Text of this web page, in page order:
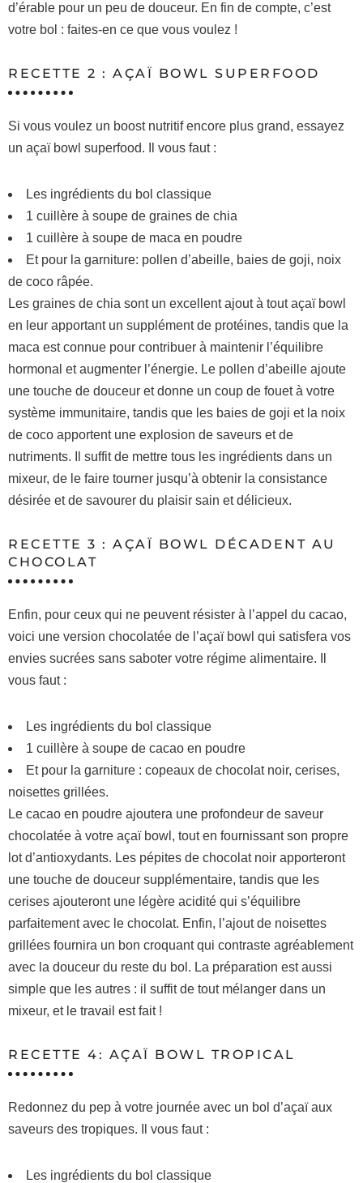
d’érable pour un peu de douceur. En fin de compte, c’est
votre bol : faites-en ce que vous voulez !
RECETTE 2 : AÇAÏ BOWL SUPERFOOD
Si vous voulez un boost nutritif encore plus grand, essayez
un açaï bowl superfood. Il vous faut :
Les ingrédients du bol classique
1 cuillère à soupe de graines de chia
1 cuillère à soupe de maca en poudre
Et pour la garniture: pollen d’abeille, baies de goji, noix
de coco râpée.
Les graines de chia sont un excellent ajout à tout açaï bowl
en leur apportant un supplément de protéines, tandis que la
maca est connue pour contribuer à maintenir l’équilibre
hormonal et augmenter l’énergie. Le pollen d’abeille ajoute
une touche de douceur et donne un coup de fouet à votre
système immunitaire, tandis que les baies de goji et la noix
de coco apportent une explosion de saveurs et de
nutriments. Il suffit de mettre tous les ingrédients dans un
mixeur, de le faire tourner jusqu’à obtenir la consistance
désirée et de savourer du plaisir sain et délicieux.
RECETTE 3 : AÇAÏ BOWL DÉCADENT AU
CHOCOLAT
Enfin, pour ceux qui ne peuvent résister à l’appel du cacao,
voici une version chocolatée de l’açaï bowl qui satisfera vos
envies sucrées sans saboter votre régime alimentaire. Il
vous faut :
Les ingrédients du bol classique
1 cuillère à soupe de cacao en poudre
Et pour la garniture : copeaux de chocolat noir, cerises,
noisettes grillées.
Le cacao en poudre ajoutera une profondeur de saveur
chocolatée à votre açaï bowl, tout en fournissant son propre
lot d’antioxydants. Les pépites de chocolat noir apporteront
une touche de douceur supplémentaire, tandis que les
cerises ajouteront une légère acidité qui s’équilibre
parfaitement avec le chocolat. Enfin, l’ajout de noisettes
grillées fournira un bon croquant qui contraste agréablement
avec la douceur du reste du bol. La préparation est aussi
simple que les autres : il suffit de tout mélanger dans un
mixeur, et le travail est fait !
RECETTE 4: AÇAÏ BOWL TROPICAL
Redonnez du pep à votre journée avec un bol d’açaï aux
saveurs des tropiques. Il vous faut :
Les ingrédients du bol classique